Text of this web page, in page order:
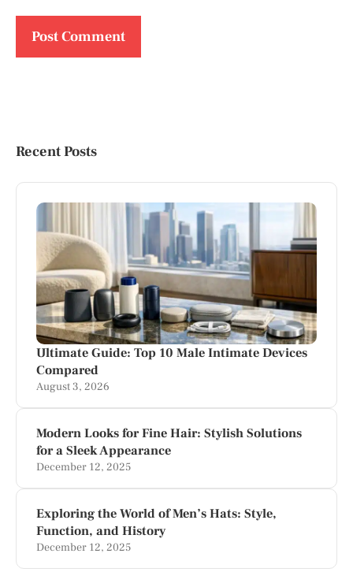
Recent Posts
Ultimate Guide: Top 10 Male Intimate Devices
Compared
August 3, 2026
Modern Looks for Fine Hair: Stylish Solutions
for a Sleek Appearance
December 12, 2025
Exploring the World of Men’s Hats: Style,
Function, and History
December 12, 2025